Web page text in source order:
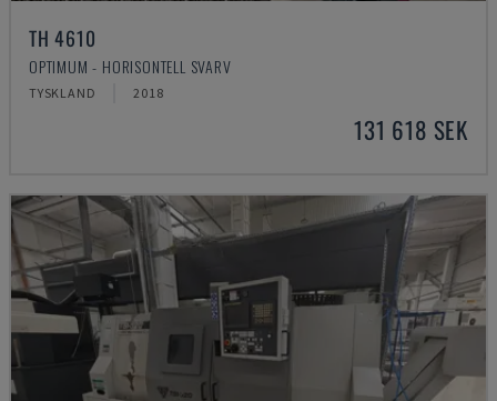
TH 4610
OPTIMUM - HORISONTELL SVARV
TYSKLAND 2018
131 618 SEK